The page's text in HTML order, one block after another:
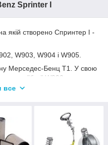
Sprinter I
якій створено Спринтер I -
W903, W904 і W905.
Мерседес-Бенц T1. У свою
"бус" W906.
вантажно-
все